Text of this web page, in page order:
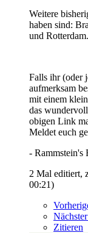
Weitere
haben sind:
und Rotterdam.
Falls ihr (oder
aufmerksam
mit einem
das
obigen Link
Meldet euch
-
2 Mal editiert,
00:21)
Zitieren